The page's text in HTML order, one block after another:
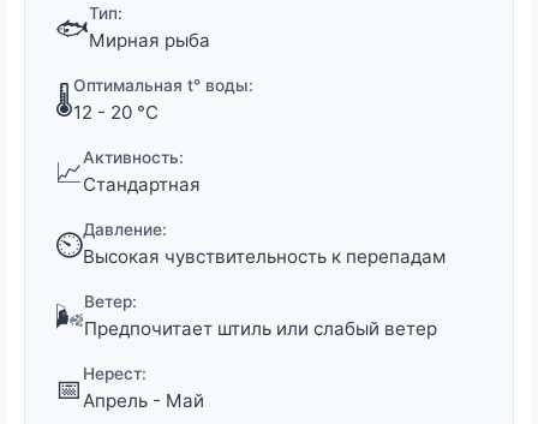
🐟Тип:
Мирная рыба
🌡️Оптимальная t° воды:
12 - 20 °C
📈Активность:
Стандартная
⏲️Давление:
Высокая чувствительность к перепадам
🌬️Ветер:
Предпочитает штиль или слабый ветер
📅 Нерест:
Апрель - Май